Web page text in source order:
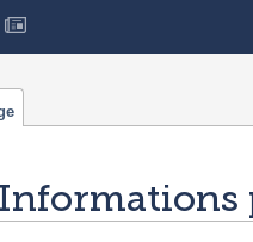
Informations